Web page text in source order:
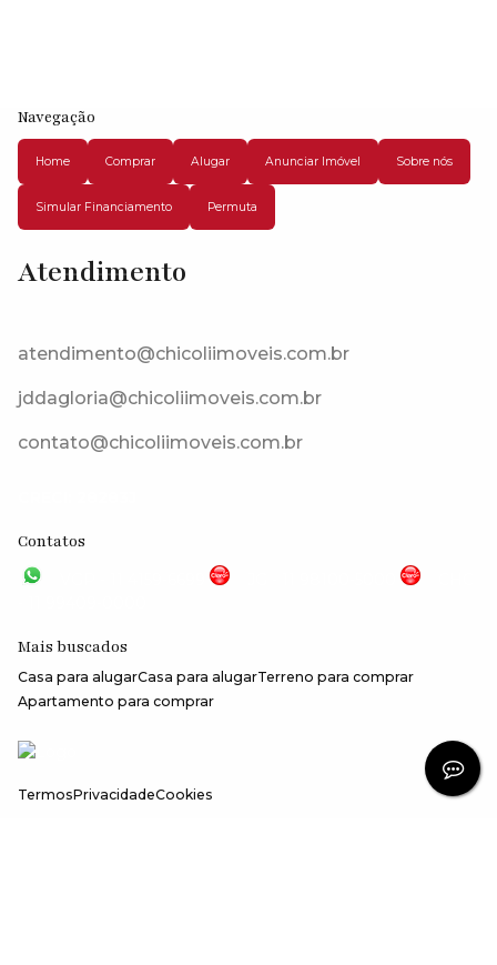
Navegação
Home Comprar Alugar Anunciar Imóvel Sobre nós
Simular Financiamento Permuta
Atendimento
atendimento@chicoliimoveis.com.br
jddagloria@chicoliimoveis.com.br
contato@chicoliimoveis.com.br
Contatos
Mais buscados
Casa para alugarCasa para alugarTerreno para comprar
Apartamento para comprar
TermosPrivacidadeCookies